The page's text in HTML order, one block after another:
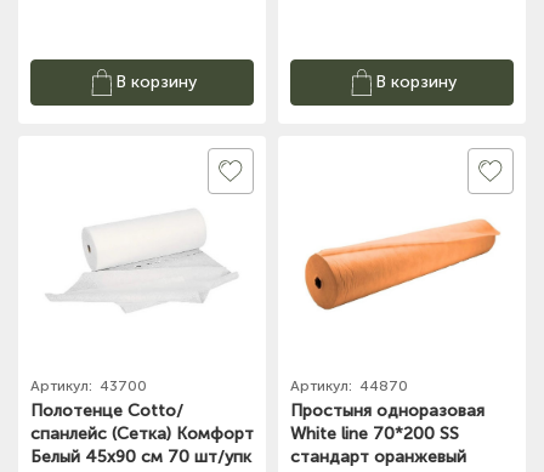
В корзину В корзину
Артикул: 43700
Полотенце Cotto/
спанлейс (Сетка) Комфорт
Белый 45х90 см 70 шт/упк
Артикул: 44870
Простыня одноразовая
White line 70*200 SS
стандарт оранжевый